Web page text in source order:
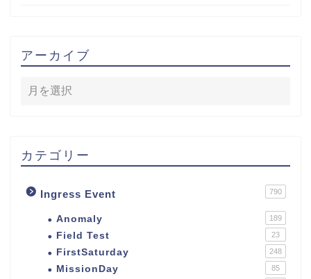
アーカイブ
カテゴリー
Ingress Event 790
Anomaly 189
Field Test 23
FirstSaturday 248
MissionDay 85